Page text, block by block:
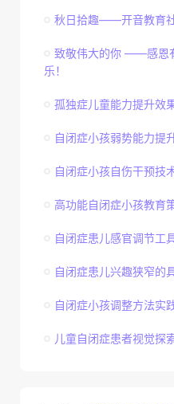
秋日拾趣——开音教育
致敬伟大的你 ——感恩
乐！
孤独症儿童能力提升效
自闭症小孩弱势能力提
自闭症小孩自伤干预技
高功能自闭症小孩教育
自闭症患儿感官调节工
自闭症患儿兴趣狭窄的
自闭症小孩调整方法实
儿童自闭症患者视觉探